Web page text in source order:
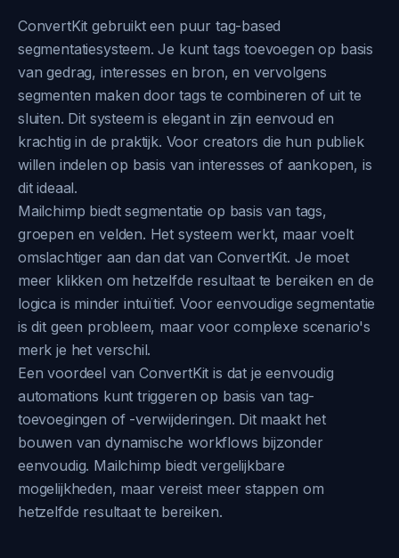
ConvertKit gebruikt een puur tag-based
segmentatiesysteem. Je kunt tags toevoegen op basis
van gedrag, interesses en bron, en vervolgens
segmenten maken door tags te combineren of uit te
sluiten. Dit systeem is elegant in zijn eenvoud en
krachtig in de praktijk. Voor creators die hun publiek
willen indelen op basis van interesses of aankopen, is
dit ideaal.
Mailchimp biedt segmentatie op basis van tags,
groepen en velden. Het systeem werkt, maar voelt
omslachtiger aan dan dat van ConvertKit. Je moet
meer klikken om hetzelfde resultaat te bereiken en de
logica is minder intuïtief. Voor eenvoudige segmentatie
is dit geen probleem, maar voor complexe scenario's
merk je het verschil.
Een voordeel van ConvertKit is dat je eenvoudig
automations kunt triggeren op basis van tag-
toevoegingen of -verwijderingen. Dit maakt het
bouwen van dynamische workflows bijzonder
eenvoudig. Mailchimp biedt vergelijkbare
mogelijkheden, maar vereist meer stappen om
hetzelfde resultaat te bereiken.